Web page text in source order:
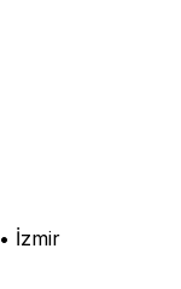
• İzmir